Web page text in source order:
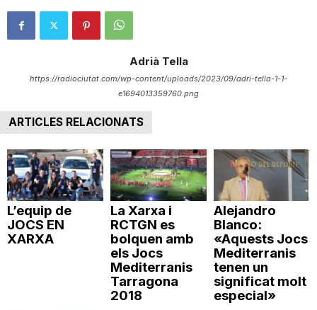
Adrià Tella
https://radiociutat.com/wp-content/uploads/2023/09/adri-tella-1-1-
e1694013359760.png
ARTICLES RELACIONATS
L’equip de
JOCS EN
XARXA
La Xarxa i
RCTGN es
bolquen amb
els Jocs
Mediterranis
Tarragona
2018
Alejandro
Blanco:
«Aquests Jocs
Mediterranis
tenen un
significat molt
especial»